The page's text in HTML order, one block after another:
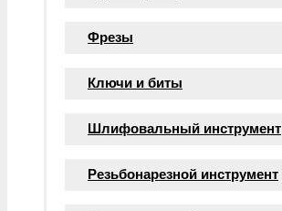
Фрезы
Ключи и биты
Шлифовальный инструмент
Резьбонарезной инструмент